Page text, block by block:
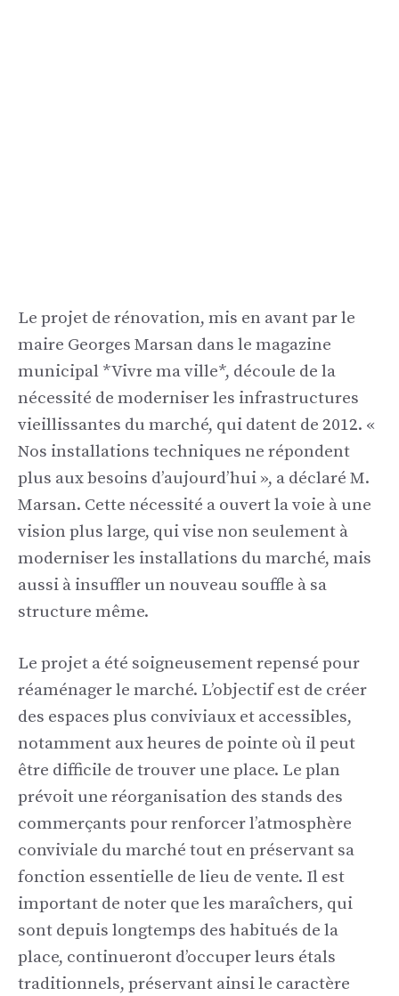
Le projet de rénovation, mis en avant par le
maire Georges Marsan dans le magazine
municipal *Vivre ma ville*, découle de la
nécessité de moderniser les infrastructures
vieillissantes du marché, qui datent de 2012. «
Nos installations techniques ne répondent
plus aux besoins d’aujourd’hui », a déclaré M.
Marsan. Cette nécessité a ouvert la voie à une
vision plus large, qui vise non seulement à
moderniser les installations du marché, mais
aussi à insuffler un nouveau souffle à sa
structure même.
Le projet a été soigneusement repensé pour
réaménager le marché. L’objectif est de créer
des espaces plus conviviaux et accessibles,
notamment aux heures de pointe où il peut
être difficile de trouver une place. Le plan
prévoit une réorganisation des stands des
commerçants pour renforcer l’atmosphère
conviviale du marché tout en préservant sa
fonction essentielle de lieu de vente. Il est
important de noter que les maraîchers, qui
sont depuis longtemps des habitués de la
place, continueront d’occuper leurs étals
traditionnels, préservant ainsi le caractère